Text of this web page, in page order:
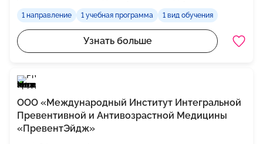
1 направление 1 учебная программа 1 вид обучения
Узнать больше
ООО «Международный Институт Интегральной
Превентивной и Антивозрастной Медицины
«ПревентЭйдж»